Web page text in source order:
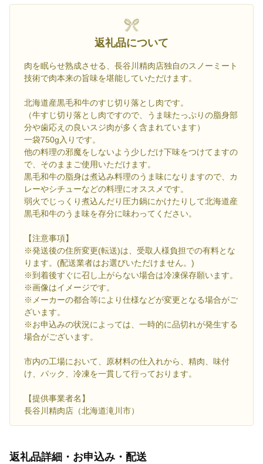
返礼品について
肉を眠らせ熟成させる、長谷川精肉店独自のスノーミート
技術で肉本来の旨味を堪能していただけます。
北海道産黒毛和牛のすじ切り落とし肉です。
（牛すじ切り落とし肉ですので、うま味たっぷりの脂身部
分や歯応えの良いスジ肉が多く含まれています）
一袋750g入りです。
他の料理の邪魔をしないよう少しだけ下味をつけてますの
で、そのままご使用いただけます。
黒毛和牛の脂身は煮込み料理のうま味になりますので、カ
レーやシチューなどの料理にオススメです。
弱火でじっくり煮込んだり圧力鍋にかけたりして北海道産
黒毛和牛のうま味を存分に味わってください。
【注意事項】
※発送後の住所変更(転送)は、受取人様負担での有料とな
ります。(配送業者はお選びいただけません。)
※到着後すぐに召し上がらない場合は冷凍保存願います。
※画像はイメージです。
※メーカーの都合等により仕様などが変更となる場合がご
ざいます。
※お申込みの状況によっては、一時的に品切れが発生する
場合がございます。
市内の工場において、原材料の仕入れから、精肉、味付
け、パック、冷凍を一貫して行っております。
【提供事業者名】
長谷川精肉店（北海道滝川市）
返礼品詳細・お申込み・配送